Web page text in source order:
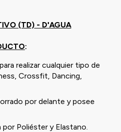
(TD) - D'AGUA
:
realizar cualquier tipo de
Crossfit, Dancing,
por delante y posee
Poliéster y Elastano.